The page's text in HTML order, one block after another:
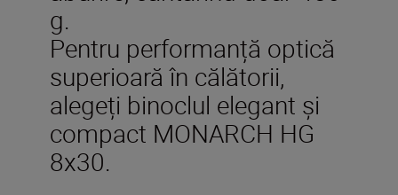
g.
Pentru performanță optică
superioară în călătorii,
alegeți binoclul elegant și
compact MONARCH HG
8x30.